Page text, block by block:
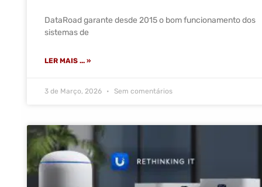
DataRoad garante desde 2015 o bom funcionamento dos
sistemas de
LER MAIS ... »
3 de Março, 2026 Sem comentários